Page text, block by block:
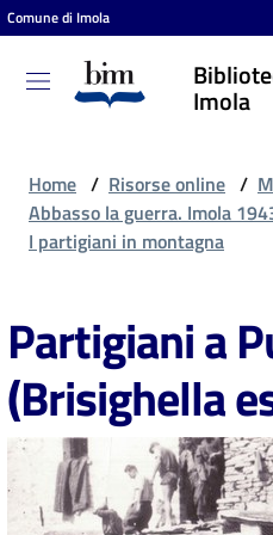
Vai al contenuto
Vai alla navigazione
Vai al footer
Comune di Imola
Imola
Biblioteca
comunale
Cosa
puoi
fare
Scopri
Home / Risorse online /
Abbasso la guerra. Imola
I partigiani in montagna
Partigiani a
(Brisighella